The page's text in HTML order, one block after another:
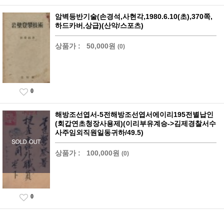
암벽등반기술(손경석,사현각,1980.6.10(초),370쪽,
하드카버,상급)(산악/스포츠)
상품가 : 50,000원 (0)
0
해방조선엽서-5전해방조선엽서에이리195전별납인
(회갑연초청장사용제)(이리부유계승->김제경찰서수
사주임외직원일동귀하/49.5)
상품가 : 100,000원 (0)
0